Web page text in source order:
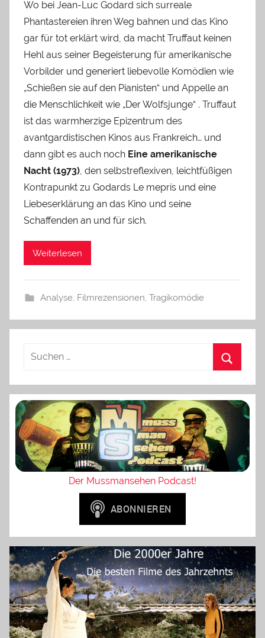
Wo bei Jean-Luc Godard sich surreale
Phantastereien ihren Weg bahnen und das Kino
gar für tot erklärt wird, da macht Truffaut keinen
Hehl aus seiner Begeisterung für amerikanische
Vorbilder und generiert liebevolle Komödien wie
„Schießen sie auf den Pianisten“ und Appelle an
die Menschlichkeit wie „Der Wolfsjunge“ . Truffaut
ist das warmherzige Epizentrum des
avantgardistischen Kinos aus Frankreich… und
dann gibt es auch noch Eine amerikanische
Nacht (1973), den selbstreflexiven, leichtfüßigen
Kontrapunkt zu Godards Le meprís und eine
Liebeserklärung an das Kino und seine
Schaffenden an und für sich.
Weiterlesen
Analyse, Filmrezensionen, Tragikomödie
Der Mussmansehen Podcast!